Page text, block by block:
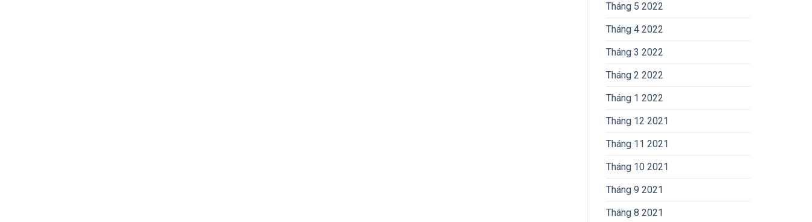
Tháng 5 2022
Tháng 4 2022
Tháng 3 2022
Tháng 2 2022
Tháng 1 2022
Tháng 12 2021
Tháng 11 2021
Tháng 10 2021
Tháng 9 2021
Tháng 8 2021